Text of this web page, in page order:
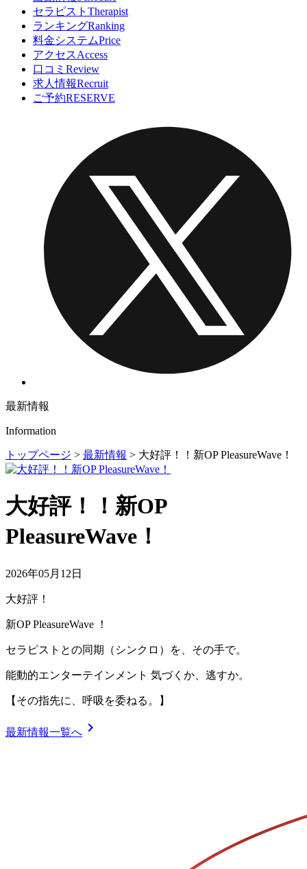
セラピスト Therapist
ランキングRanking
料金システムPrice
アクセスAccess
口コミ Review
求人情報Recruit
ご予約RESERVE
最新情報
Information
トップページ > 最新情報 > 大好評！！新OP PleasureWave！
大好評！！新OP
PleasureWave！
2026年05月12日
大好評！
新OP PleasureWave ！
セラピストとの同期（シンクロ）を、その手で。
能動的エンターテインメント 気づくか、逃すか。
【その指先に、呼吸を委ねる。】
最新情報一覧へ chevron_right